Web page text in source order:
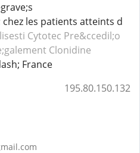
les patients atteints d
Cytotec Pre&ccedil;o
Clonidine
France
195.80.150.132